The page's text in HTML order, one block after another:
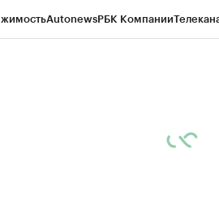
AutonewsРБК Компании